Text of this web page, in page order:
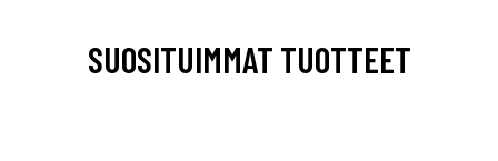
SUOSITUIMMAT TUOTTEET